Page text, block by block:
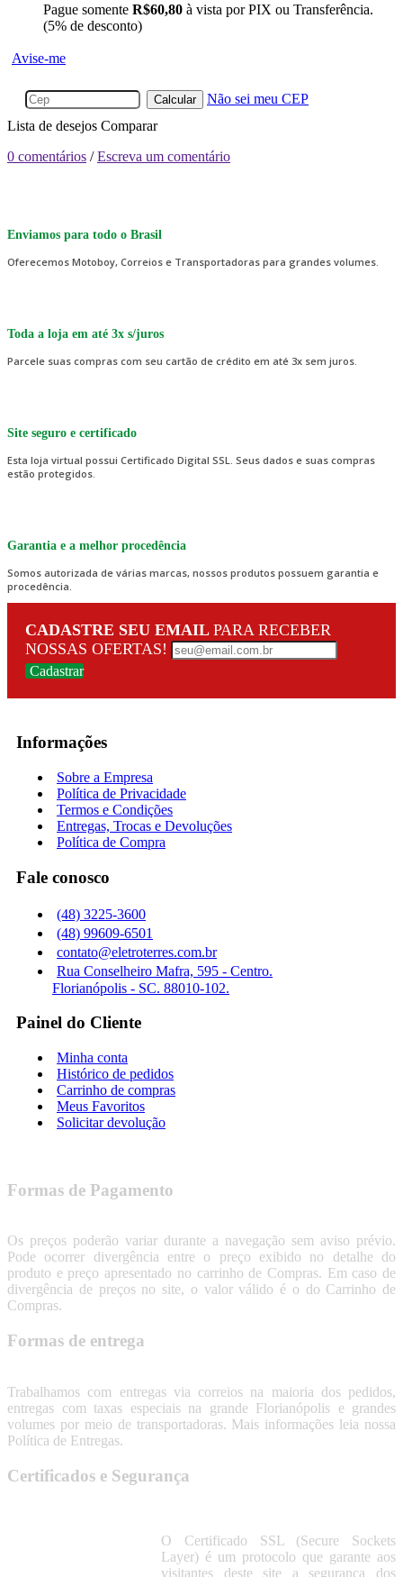
Pague somente R$60,80 à vista por PIX ou Transferência.
(5% de desconto)
Avise-me
Calcular
Não sei meu CEP
Lista de desejos Comparar
0 comentários /Escreva um comentário
Enviamos para todo o Brasil
Oferecemos Motoboy, Correios e Transportadoras para grandes volumes.
Toda a loja em até 3x s/juros
Parcele suas compras com seu cartão de crédito em até 3x sem juros.
Site seguro e certificado
Esta loja virtual possui Certificado Digital SSL. Seus dados e suas compras
estão protegidos.
Garantia e a melhor procedência
Somos autorizada de várias marcas, nossos produtos possuem garantia e
procedência.
CADASTRE SEU EMAIL PARA RECEBER
NOSSAS OFERTAS!
Cadastrar
Informações
Sobre a Empresa
Política de Privacidade
Termos e Condições
Entregas, Trocas e Devoluções
Política de Compra
Fale conosco
(48) 3225-3600
(48) 99609-6501
contato@eletroterres.com.br
Rua Conselheiro Mafra, 595 - Centro.
Florianópolis - SC. 88010-102.
Painel do Cliente
Minha conta
Histórico de pedidos
Carrinho de compras
Meus Favoritos
Solicitar devolução
Formas de Pagamento
Os preços poderão variar durante a navegação sem aviso prévio.
Pode ocorrer divergência entre o preço exibido no detalhe do
produto e preço apresentado no carrinho de Compras. Em caso de
divergência de preços no site, o valor válido é o do Carrinho de
Compras.
Formas de entrega
Trabalhamos com entregas via correios na maioria dos pedidos,
entregas com taxas especiais na grande Florianópolis e grandes
volumes por meio de transportadoras. Mais informações leia nossa
Política de Entregas.
Certificados e Segurança
O Certificado SSL (Secure Sockets
Layer) é um protocolo que garante aos
visitantes deste site a segurança dos